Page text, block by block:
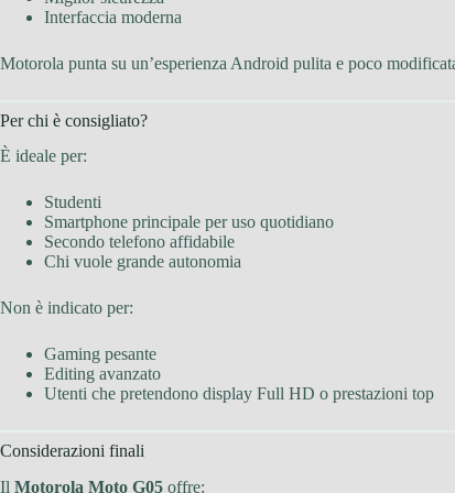
Interfaccia moderna
Motorola punta su un’esperienza Android pulita e poco
Per chi è consigliato?
È ideale per:
Studenti
Smartphone principale per uso quotidiano
Secondo telefono affidabile
Chi vuole grande autonomia
Non è indicato per:
Gaming pesante
Editing avanzato
Utenti che pretendono display Full HD o prestazioni top
Considerazioni finali
Il Motorola Moto G05 offre: